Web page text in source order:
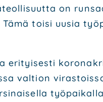
on
toi­si uusia
eri­tyi­ses­ti
val­tion